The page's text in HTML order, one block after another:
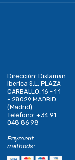
Dirección: Dislaman
Iberica S.L. PLAZA
CARBALLO, 16 - 1 1
- 28029 MADRID
(Madrid)
Teléfono: +34 91
048 86 98
Payment
methods: